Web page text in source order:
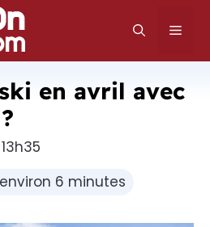
en avril avec
6 minutes